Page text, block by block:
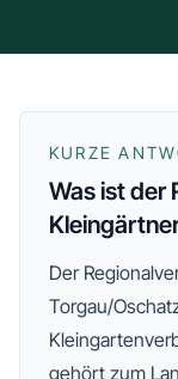
KURZE
Was ist der
Der
Torgau/
gehört zum